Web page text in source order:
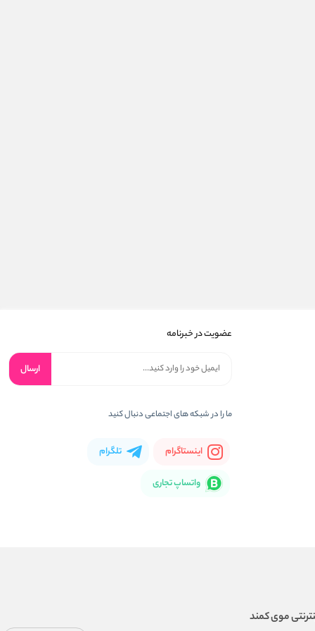
عضویت در خبرنامه
ارسال
ما را در شبکه های اجتماعی دنبال کنید
اینستاگرام تلگرام
واتساپ تجاری
موی کمند